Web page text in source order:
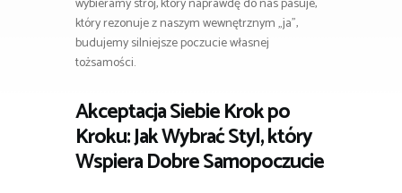
który rezonuje z naszym wewnętrznym „ja”,
budujemy silniejsze poczucie własnej
tożsamości.
Akceptacja Siebie Krok po
Kroku: Jak Wybrać Styl, który
Wspiera Dobre Samopoczucie